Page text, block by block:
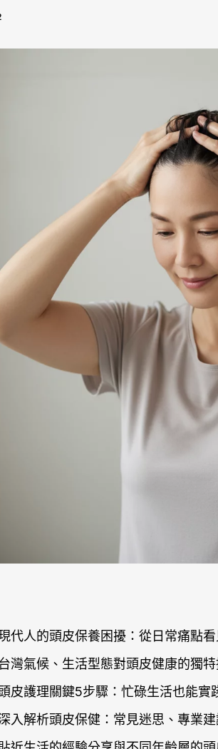
代人的頭皮保養困擾：從日常痛點
台灣氣候、生活型態對頭皮健康的獨
皮護理關鍵5步驟：忙碌生活也能實
入解析頭皮保健：常見迷思、專業